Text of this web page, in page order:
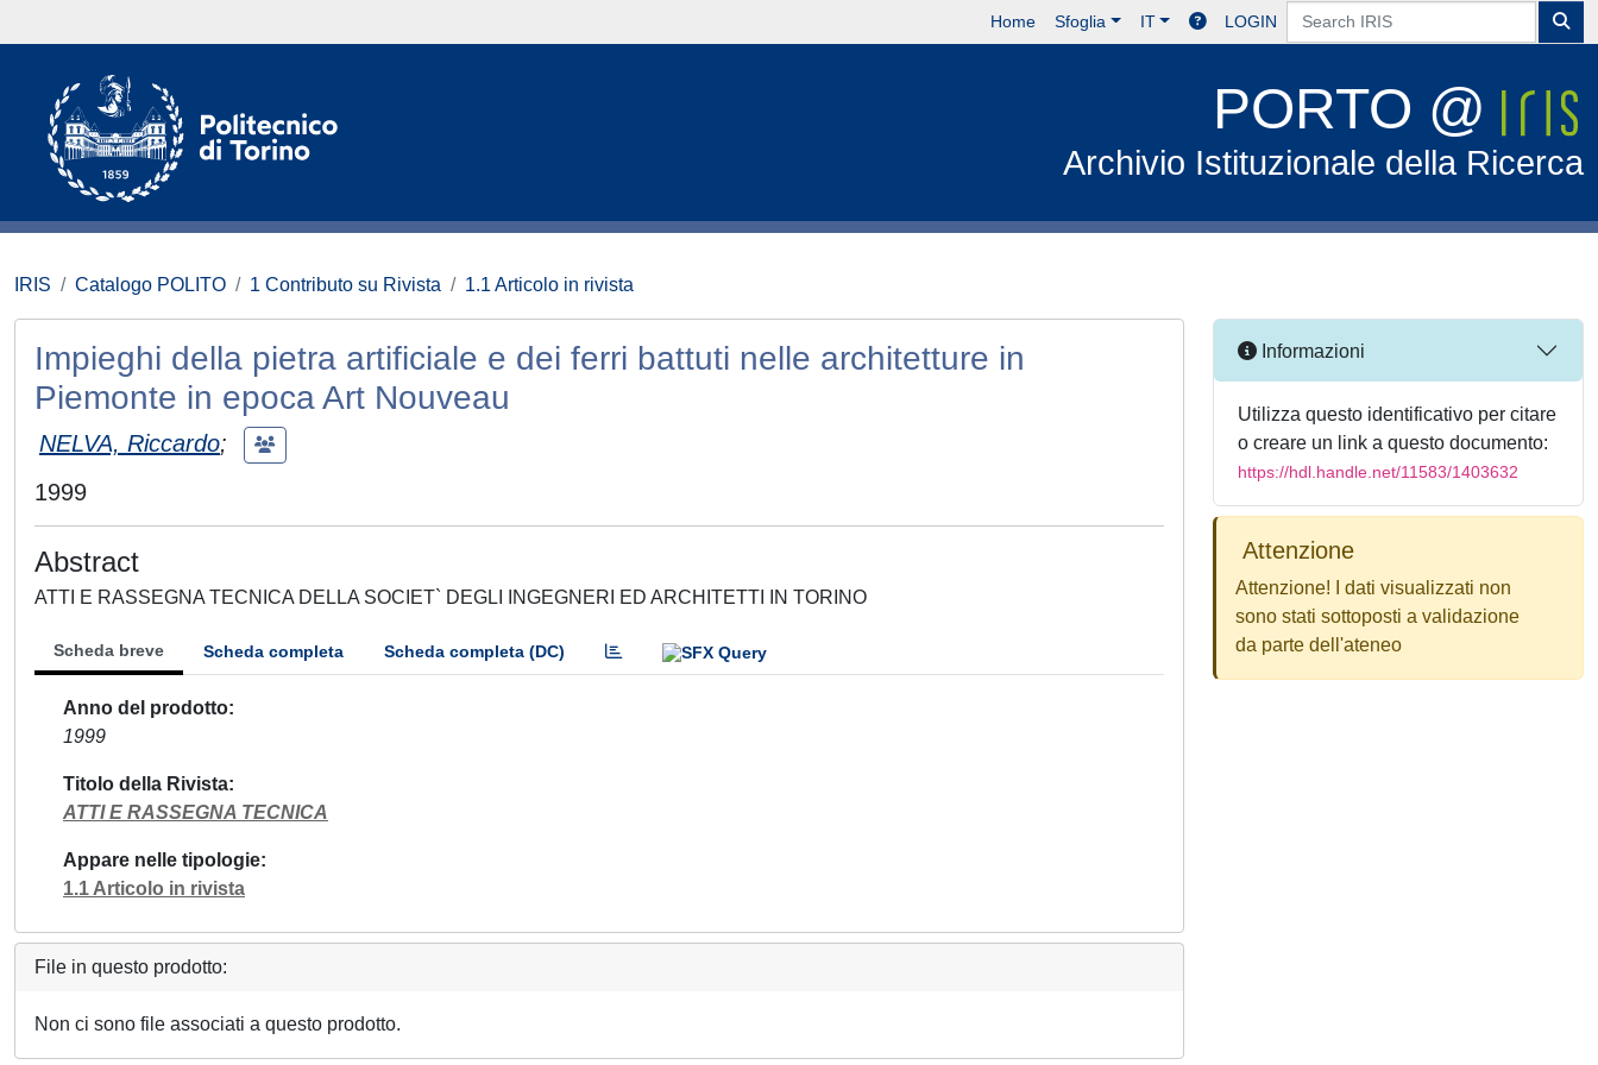
Home Sfoglia IT LOGIN
PORTO @
Archivio Istituzionale della Ricerca
IRIS Catalogo POLITO 1 Contributo su Rivista 1.1 Articolo in rivista
Impieghi della pietra artificiale e dei ferri battuti nelle architetture in
Piemonte in epoca Art Nouveau
NELVA, Riccardo;
1999
Abstract
ATTI E RASSEGNA TECNICA DELLA SOCIET` DEGLI INGEGNERI ED ARCHITETTI IN TORINO
Scheda breve Scheda completa Scheda completa (DC)
Anno del prodotto
1999
Titolo della Rivista
ATTI E RASSEGNA TECNICA
Appare nelle tipologie
1.1 Articolo in rivista
File in questo prodotto:
Non ci sono file associati a questo prodotto.
Informazioni
Utilizza questo identificativo per citare
o creare un link a questo documento:
https://hdl.handle.net/11583/1403632
Attenzione
Attenzione! I dati visualizzati non
sono stati sottoposti a validazione
da parte dell'ateneo